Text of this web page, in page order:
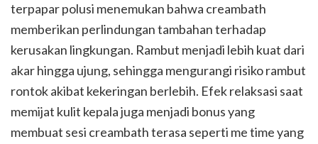
terpapar polusi menemukan bahwa creambath
memberikan perlindungan tambahan terhadap
kerusakan lingkungan. Rambut menjadi lebih kuat dari
akar hingga ujung, sehingga mengurangi risiko rambut
rontok akibat kekeringan berlebih. Efek relaksasi saat
memijat kulit kepala juga menjadi bonus yang
membuat sesi creambath terasa seperti me time yang